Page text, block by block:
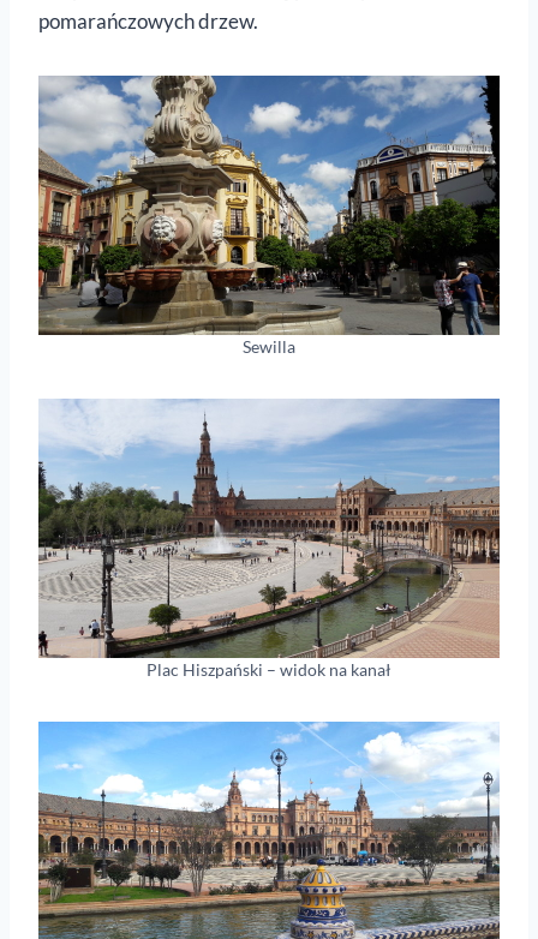
pomarańczowych drzew.
Sewilla
Plac Hiszpański – widok na kanał